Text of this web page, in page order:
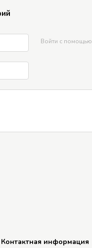
Войти с помощью
Контактная информация